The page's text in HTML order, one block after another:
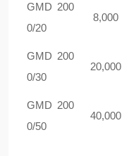
GMD 200
0/20
8,000
GMD 200
0/30
20,000
GMD 200
0/50
40,000